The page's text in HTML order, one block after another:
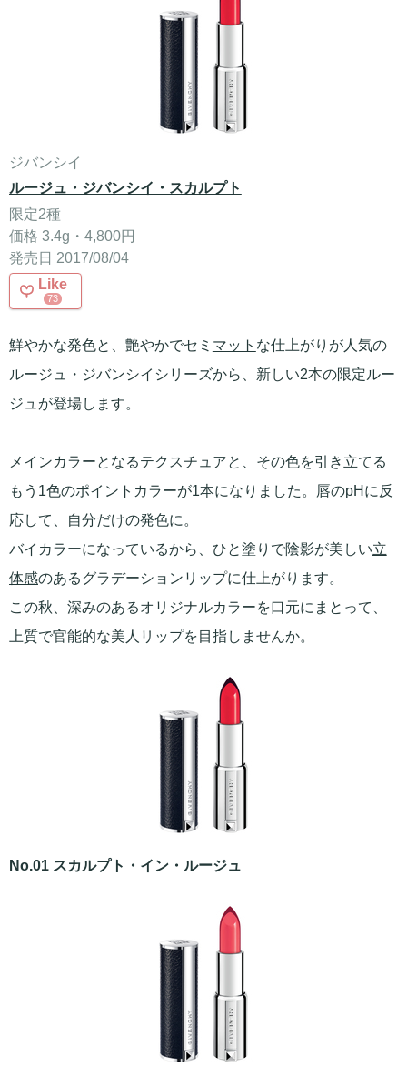
ジバンシイ
ルージュ・ジバンシイ・スカルプト
限定2種
価格 3.4g・4,800円
発売日 2017/08/04
Like
73
鮮やかな発色と、艶やかでセミ マット な仕上がりが人気の
ルージュ・ジバンシイシリーズから、新しい2本の限定ルー
ジュが登場します。
メインカラーとなるテクスチュアと、その色を引き立てる
もう1色のポイントカラーが1本になりました。唇のpHに反
応して、自分だけの発色に。
バイカラーになっているから、ひと塗りで陰影が美しい立
体感のあるグラデーションリップに仕上がります。
この秋、深みのあるオリジナルカラーを口元にまとって、
上質で官能的な美人リップを目指しませんか。
No.01 スカルプト・イン・ルージュ